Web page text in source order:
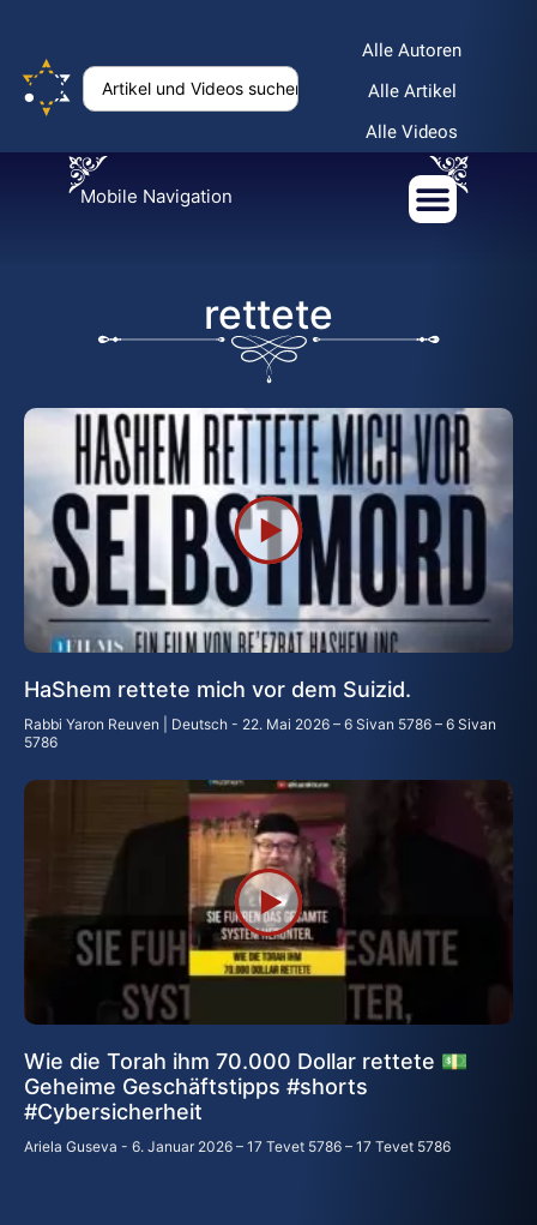
Alle Autoren
Alle Artikel
Alle Videos
Mobile Navigation
rettete
HaShem rettete mich vor dem Suizid.
Rabbi Yaron Reuven | Deutsch
22. Mai 2026 – 6 Sivan 5786 – 6 Sivan
5786
Wie die Torah ihm 70.000 Dollar rettete 💵
Geheime Geschäftstipps #shorts
#Cybersicherheit
Ariela Guseva 6. Januar 2026 – 17 Tevet 5786 – 17 Tevet 5786